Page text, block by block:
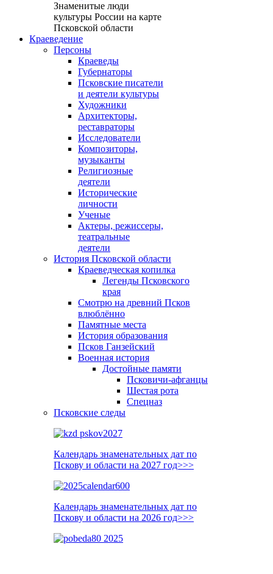
Знаменитые люди
культуры России на карте
Псковской области
Краеведение
Персоны
Краеведы
Губернаторы
Псковские писатели
и деятели культуры
Художники
Архитекторы,
реставраторы
Исследователи
Композиторы,
музыканты
Религиозные
деятели
Исторические
личности
Ученые
Актеры, режиссеры,
театральные
деятели
История Псковской области
Краеведческая копилка
Легенды Псковского
края
Смотрю на древний Псков
влюблённо
Памятные места
История образования
Псков Ганзейский
Военная история
Достойные памяти
Псковичи-афганцы
Шестая рота
Спецназ
Псковские следы
Календарь знаменательных дат по
Пскову и области на 2027 год>>>
Календарь знаменательных дат по
Пскову и области на 2026 год>>>